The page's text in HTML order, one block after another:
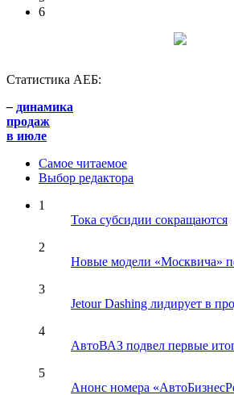
6
Статистика АЕБ:
– динамика
продаж
в июле
Самое читаемое
Выбор редактора
1
Тока субсидии сокращаются
2
Новые модели «Москвича»
3
Jetour Dashing лидирует в
4
АвтоВАЗ подвел первые
5
Анонс номера